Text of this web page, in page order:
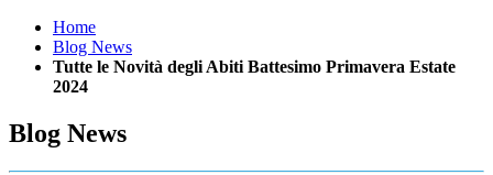
Home
Blog News
Tutte le Novità degli Abiti Battesimo Primavera Estate
2024
Blog News